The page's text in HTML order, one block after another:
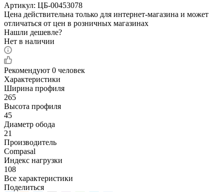
Артикул: ЦБ-00453078
Цена действительна только для интернет-магазина и может
отличаться от цен в розничных магазинах
Нашли дешевле?
Нет в наличии
Рекомендуют 0 человек
Характеристики
Ширина профиля
265
Высота профиля
45
Диаметр обода
21
Производитель
Compasal
Индекс нагрузки
108
Все характеристики
Поделиться